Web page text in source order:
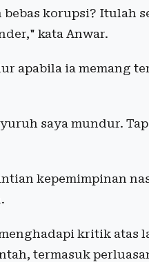
korupsi? Itulah
kata Anwar.
apabila ia memang
saya mundur.
kepemimpinan
kritik atas
termasuk